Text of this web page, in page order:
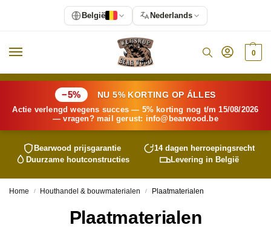
0
−5% NU 5% KORTING OP ÁLLES
Actie verlengd wegens succes — 5% korting nog t/m 15/08/2026
— vragen? mail gerust: info@ bearwood.be
Bearwood prijsgarantie
14 dagen herroepingsrecht
Duurzame houtconstructies
Levering in België
Home / Houthandel & bouwmaterialen / Plaatmaterialen
Plaatmaterialen
België Nederlands